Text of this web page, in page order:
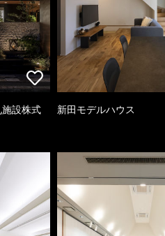
施設株式
新田モデルハウス